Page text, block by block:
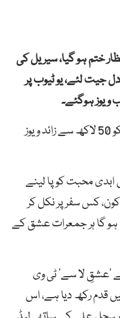
ختم ہو گیا، سیریل کی
لئے، یو ٹیوب پر
جبکہ ڈرامہ سیریل کی پہلی قسم کو 50 لاکھ سے زائد ویوز
محبت کو پا لینے
کس سفر پر نکل کر
گا ہر جمعرات عشق کے
‘عشقِ لا سے’ ٹی وی
قدم رکھ دیا ہے، اس